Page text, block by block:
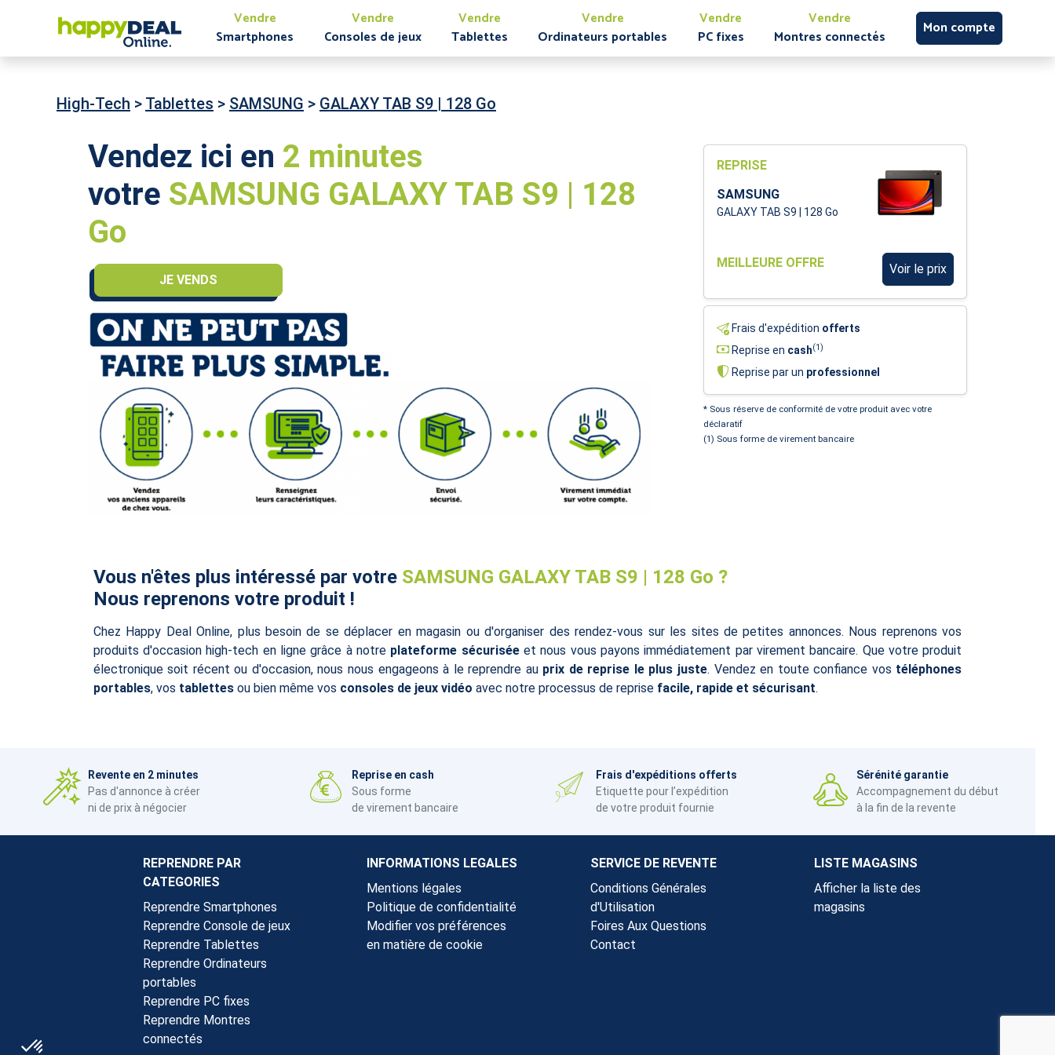
Vendre
Smartphones
Vendre
Consoles de jeux
Vendre
Tablettes
Vendre
Ordinateurs portables
Vendre
PC fixes
Vendre
Montres connectés
Mon compte
High-Tech > Tablettes > SAMSUNG > GALAXY TAB S9 | 128 Go
Vendez ici en 2 minutes
votre SAMSUNG GALAXY TAB S9 | 128
Go
JE VENDS
REPRISE
SAMSUNG
GALAXY TAB S9 | 128 Go
MEILLEURE OFFRE Voir le prix
Frais d'expédition offerts
Reprise en cash(1)
Reprise par un professionnel
* Sous réserve de conformité de votre produit avec votre
déclaratif
(1) Sous forme de virement bancaire
Vous n'êtes plus intéressé par votre SAMSUNG GALAXY TAB S9 | 128 Go ?
Nous reprenons votre produit !
Chez Happy Deal Online, plus besoin de se déplacer en magasin ou d'organiser des rendez-vous sur les sites de petites annonces. Nous reprenons vos
produits d'occasion high-tech en ligne grâce à notre plateforme sécuriséeet nous vous payons immédiatement par virement bancaire. Que votre produit
électronique soit récent ou d'occasion, nous nous engageons à le reprendre au prix de reprise le plus juste. Vendez en toute confiance vos téléphones
portables, vos tablettesou bien même vos consoles de jeux vidéo avec notre processus de reprise facile, rapide et sécurisant.
Revente en 2 minutes
Pas d'annonce à créer
ni de prix à négocier
Reprise en cash
Sous forme
de virement bancaire
Frais d'expéditions offerts
Etiquette pour l’expédition
de votre produit fournie
Sérénité garantie
Accompagnement du début
à la fin de la revente
REPRENDRE PAR
CATEGORIES
Reprendre Smartphones
Reprendre Console de jeux
Reprendre Tablettes
Reprendre Ordinateurs
portables
Reprendre PC fixes
Reprendre Montres
connectés
INFORMATIONS LEGALES
Mentions légales
Politique de confidentialité
Modifier vos préférences
en matière de cookie
SERVICE DE REVENTE
Conditions Générales
d'Utilisation
Foires Aux Questions
Contact
LISTE MAGASINS
Afficher la liste des
magasins